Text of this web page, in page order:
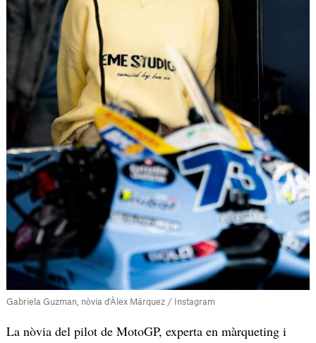
Gabriela Guzman, nòvia d'Àlex Márquez / Instagram
La nòvia del pilot de MotoGP, experta en màrqueting i